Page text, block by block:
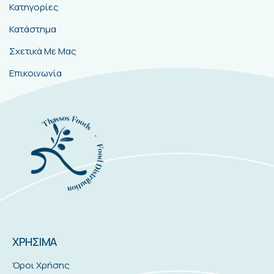
Κατηγορίες
Κατάστημα
Σχετικά Με Μας
Επικοινωνία
ΧΡΗΣΙΜΑ
Όροι Χρήσης